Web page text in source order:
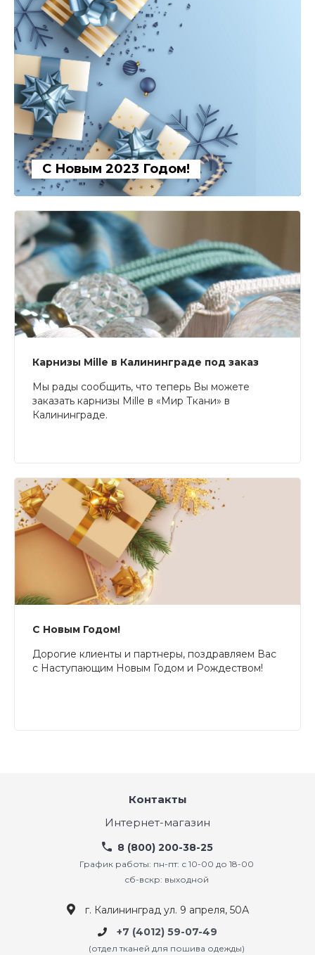
С Новым 2023 Годом!
Карнизы Mille в Калининграде под заказ
Мы рады сообщить, что теперь Вы можете
заказать карнизы Mille в «Мир Ткани» в
Калининграде.
С Новым Годом!
Дорогие клиенты и партнеры, поздравляем Вас
с Наступающим Новым Годом и Рождеством!
Контакты
Интернет-магазин
8 (800) 200-38-25
График работы: пн-пт: с 10-00 до 18-00
сб-вскр: выходной
г. Калининград ул. 9 апреля, 50А
+7 (4012) 59-07-49
(отдел тканей для пошива одежды)